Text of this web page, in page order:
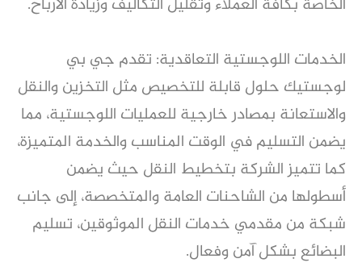
الخاصة بكافة العملاء وتقليل التكاليف وزيادة الأرباح.
الخدمات اللوجستية التعاقدية: تقدم جي بي
لوجستيك حلول قابلة للتخصيص مثل التخزين والنقل
والاستعانة بمصادر خارجية للعمليات اللوجستية، مما
يضمن التسليم في الوقت المناسب والخدمة المتميزة،
كما تتميز الشركة بتخطيط النقل حيث يضمن
أسطولها من الشاحنات العامة والمتخصصة، إلى جانب
شبكة من مقدمي خدمات النقل الموثوقين، تسليم
البضائع بشكل آمن وفعال.